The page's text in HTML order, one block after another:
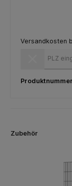
Versandkosten
Zubehör